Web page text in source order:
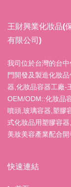
王財興業化妝品(
有限公司)
我司位於台灣的台
門開發及製造化妝
器,化妝品容器工廠-
OEM/ODM::化妝品
噴頭,玻璃容器,塑膠
式化妝品用塑膠容
美妝美容產業配合開
快速連結